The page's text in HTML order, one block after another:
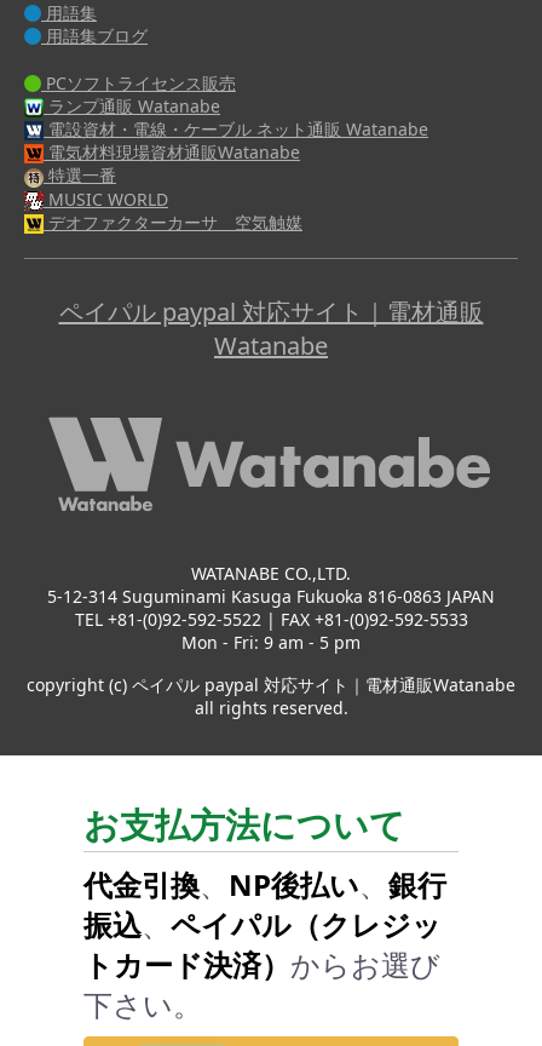
用語集
用語集ブログ
PCソフトライセンス販売
ランプ通販 Watanabe
電設資材・電線・ケーブル ネット通販 Watanabe
電気材料現場資材通販Watanabe
特選一番
MUSIC WORLD
デオファクターカーサ 空気触媒
ペイパル paypal 対応サイト｜電材通販
Watanabe
WATANABE CO.,LTD.
5-12-314 Suguminami Kasuga Fukuoka 816-0863 JAPAN
TEL +81-(0)92-592-5522 | FAX +81-(0)92-592-5533
Mon - Fri: 9 am - 5 pm
copyright (c) ペイパル paypal 対応サイト｜電材通販Watanabe
all rights reserved.
お支払方法について
代金引換、 NP後払い、 銀行
振込、 ペイパル（クレジッ
トカード決済） からお選び
下さい。